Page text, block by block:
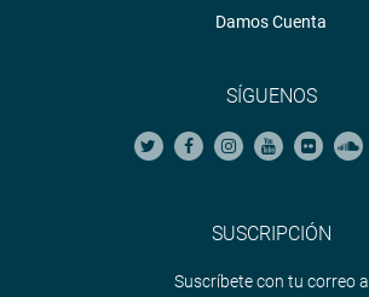
Damos Cuenta
SÍGUENOS
SUSCRIPCIÓN
Suscríbete con tu correo a